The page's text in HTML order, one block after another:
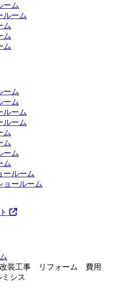
ーム
ルーム
ム
ム
ム
ーム
ーム
ルーム
ルーム
ム
ム
ーム
ム
ールーム
ョールーム
装工事 リフォーム 費用
シス